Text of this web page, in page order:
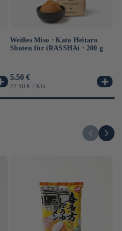
Weißes Miso ⋅ Kato Heitaro
Shoten für iRASSHAi ⋅ 200 g
Normaler
Preis
5.50 €
GRUNDPREIS
27.50 € / PRO
KG